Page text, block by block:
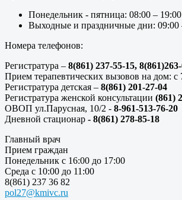
Понедельник - пятница: 08:00 – 19:00
Выходные и праздничные дни: 09:00
Номера телефонов:
Регистратура – 8(861) 237-55-15,
Прием терапевтических вызовов на дом: с
Регистратура детская – 8(861) 201-27-04
Регистратура женской консультации (861)
ОВОП ул.Парусная, 10/2 - 8-961-513-76-20
Дневной стационар - 8(861) 278-85-18
Главный врач
Прием граждан
Понедельник с 16:00 до 17:00
Среда с 10:00 до 11:00
8(861) 237 36 82
pol27@kmivc.ru